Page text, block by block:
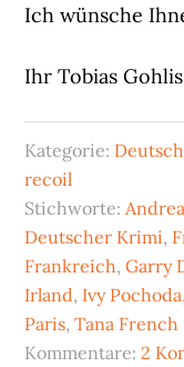
Ich wünsche
Ihr Tobias Gohlis
Kategorie:
recoil
Stichworte:
Deutscher Krimi,
Frankreich,Garry
Irland, Ivy Pochoda,
Paris,Tana French
Kommentare: 2